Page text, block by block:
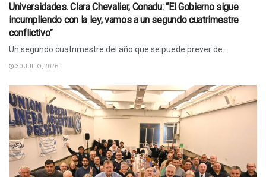
Universidades. Clara Chevalier, Conadu: “El Gobierno sigue
incumpliendo con la ley, vamos a un segundo cuatrimestre
conflictivo”
Un segundo cuatrimestre del año que se puede prever de...
30 JULIO, 2026